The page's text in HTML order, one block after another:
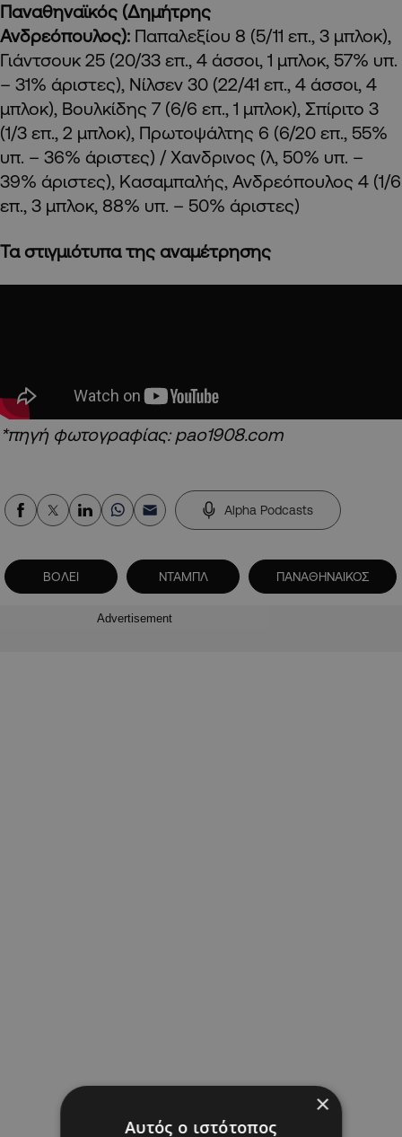
Παναθηναϊκός (Δημήτρης
Ανδρεόπουλος): Παπαλεξίου 8 (5/11 επ., 3 μπλοκ),
Γιάντσουκ 25 (20/33 επ., 4 άσσοι, 1 μπλοκ, 57% υπ.
– 31% άριστες), Νίλσεν 30 (22/41 επ., 4 άσσοι, 4
μπλοκ), Βουλκίδης 7 (6/6 επ., 1 μπλοκ), Σπίριτο 3
(1/3 επ., 2 μπλοκ), Πρωτοψάλτης 6 (6/20 επ., 55%
υπ. – 36% άριστες) / Χανδρινος (λ, 50% υπ. –
39% άριστες), Κασαμπαλής, Ανδρεόπουλος 4 (1/6
επ., 3 μπλοκ, 88% υπ. – 50% άριστες)
Τα στιγμιότυπα της αναμέτρησης
*πηγή φωτογραφίας: pao1908.com
Alpha Podcasts
ΒΟΛΕΙ ΝΤΑΜΠΛ ΠΑΝΑΘΗΝΑΙΚΟΣ
Advertisement
×
Αυτός ο ιστότοπος